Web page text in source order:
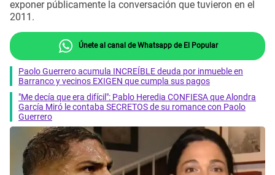
exponer públicamente la conversación que tuvieron en el
2011.
Únete al canal de Whatsapp de El Popular
Paolo Guerrero acumula INCREÍBLE deuda por inmueble en
Barranco y vecinos EXIGEN que cumpla sus pagos
"Me decía que era difícil": Pablo Heredia CONFIESA que Alondra
García Miró le contaba SECRETOS de su romance con Paolo
Guerrero